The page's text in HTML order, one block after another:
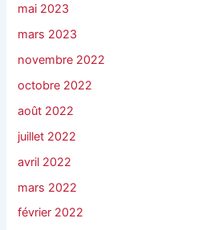
mai 2023
mars 2023
novembre 2022
octobre 2022
août 2022
juillet 2022
avril 2022
mars 2022
février 2022